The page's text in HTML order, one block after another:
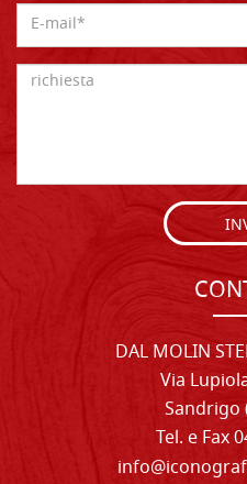
DAL MOLIN
Via
Sandrigo
Tel. e Fax